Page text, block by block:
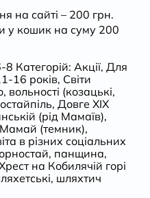
на сайті – 200 грн.
у кошик на суму 200
8 Категорій: Акції, Для
16 років, Світи
, вольності (козацькі,
, Довге ХІХ
(рід Мамаїв),
Мамай (темник),
в різних соціальних
, панщина,
на Кобилячій горі
, шляхтич